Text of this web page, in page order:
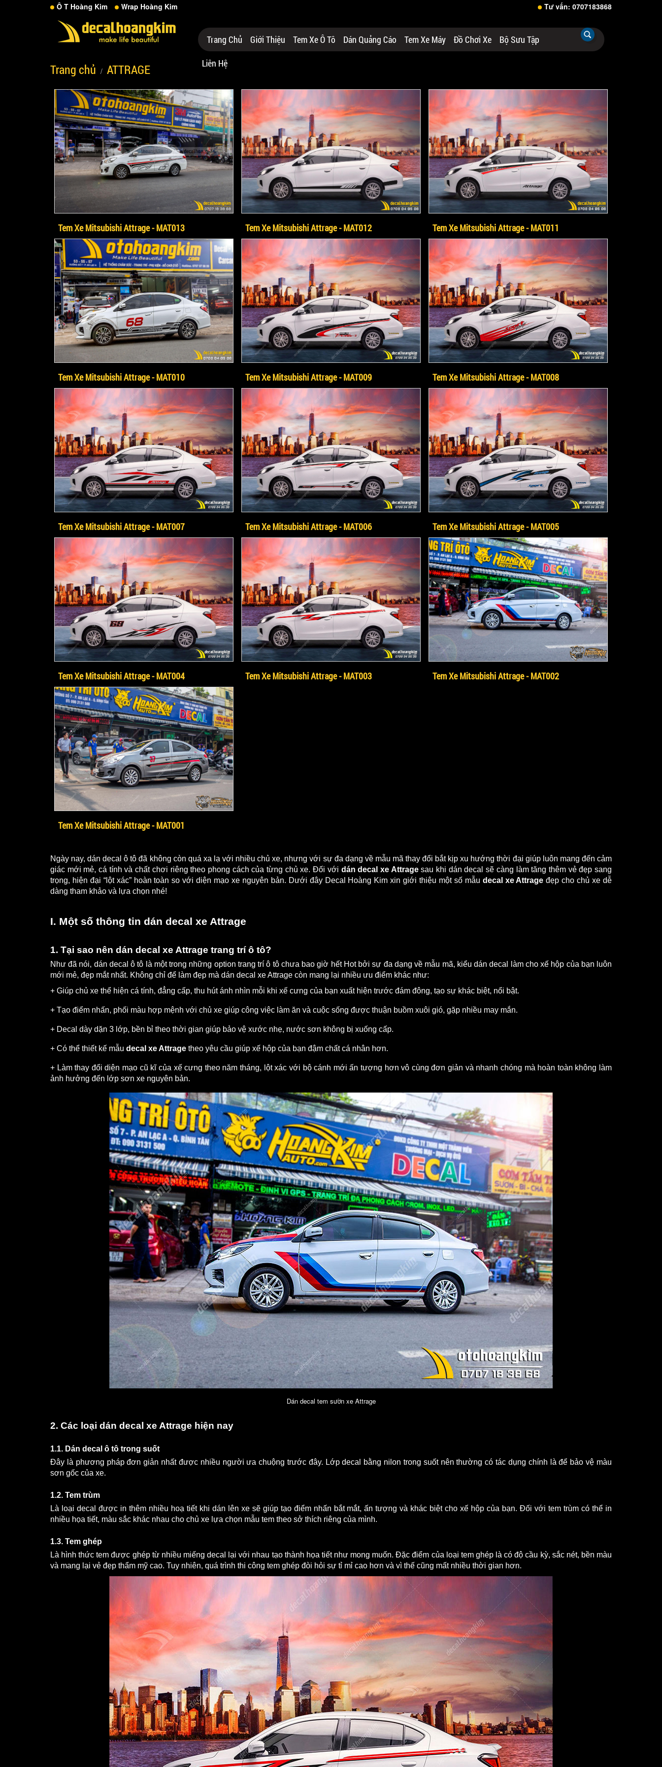
Ô T Hoàng Kim Wrap Hoàng Kim Tư vấn: 0707183868
Trang Chủ Giới Thiệu Tem Xe Ô Tô Dán Quảng Cáo Tem Xe Máy Đồ Chơi Xe
Bộ Sưu Tập
Liên Hệ
Trang chủ ATTRAGE
Tem Xe Mitsubishi Attrage - MAT013 Tem Xe Mitsubishi Attrage - MAT012 Tem Xe Mitsubishi Attrage - MAT011
Tem Xe Mitsubishi Attrage - MAT010 Tem Xe Mitsubishi Attrage - MAT009 Tem Xe Mitsubishi Attrage - MAT008
Tem Xe Mitsubishi Attrage - MAT007 Tem Xe Mitsubishi Attrage - MAT006 Tem Xe Mitsubishi Attrage - MAT005
Tem Xe Mitsubishi Attrage - MAT004 Tem Xe Mitsubishi Attrage - MAT003 Tem Xe Mitsubishi Attrage - MAT002
Tem Xe Mitsubishi Attrage - MAT001
Ngày nay, dán decal ô tô đã không còn quá xa lạ với nhiều chủ xe, nhưng với sự đa dạng về mẫu mã thay đổi bắt kịp xu hướng thời đại giúp luôn mang đến cảm
giác mới mẻ, cá tính và chất chơi riêng theo phong cách của từng chủ xe. Đối với dán decal xe Attrage sau khi dán decal sẽ càng làm tăng thêm vẻ đẹp sang
trọng, hiện đại “lột xác” hoàn toàn so với diện mạo xe nguyên bản. Dưới đây Decal Hoàng Kim xin giới thiệu một số mẫu decal xe Attrage đẹp cho chủ xe dễ
dàng tham khảo và lựa chọn nhé!
I. Một số thông tin dán decal xe Attrage
1. Tại sao nên dán decal xe Attrage trang trí ô tô?
Như đã nói, dán decal ô tô là một trong những option trang trí ô tô chưa bao giờ hết Hot bởi sự đa dạng về mẫu mã, kiểu dán decal làm cho xế hộp của bạn luôn
mới mẻ, đẹp mắt nhất. Không chỉ để làm đẹp mà dán decal xe Attrage còn mang lại nhiều ưu điểm khác như:
+ Giúp chủ xe thể hiện cá tính, đẳng cấp, thu hút ánh nhìn mỗi khi xế cưng của bạn xuất hiện trước đám đông, tạo sự khác biệt, nổi bật.
+ Tạo điểm nhấn, phối màu hợp mệnh với chủ xe giúp công việc làm ăn và cuộc sống được thuận buồm xuôi gió, gặp nhiều may mắn.
+ Decal dày dặn 3 lớp, bền bỉ theo thời gian giúp bảo vệ xước nhẹ, nước sơn không bị xuống cấp.
+ Có thể thiết kế mẫu decal xe Attrage theo yêu cầu giúp xế hộp của bạn đậm chất cá nhân hơn.
+ Làm thay đổi diện mạo cũ kĩ của xế cưng theo năm tháng, lột xác với bộ cánh mới ấn tượng hơn vô cùng đơn giản và nhanh chóng mà hoàn toàn không làm
ảnh hưởng đến lớp sơn xe nguyên bản.
Dán decal tem sườn xe Attrage
2. Các loại dán decal xe Attrage hiện nay
1.1. Dán decal ô tô trong suốt
Đây là phương pháp đơn giản nhất được nhiều người ưa chuộng trước đây. Lớp decal bằng nilon trong suốt nên thường có tác dụng chính là để bảo vệ màu
sơn gốc của xe.
1.2. Tem trùm
Là loại decal được in thêm nhiều hoạ tiết khi dán lên xe sẽ giúp tạo điểm nhấn bắt mắt, ấn tượng và khác biệt cho xế hộp của bạn. Đối với tem trùm có thể in
nhiều họa tiết, màu sắc khác nhau cho chủ xe lựa chọn mẫu tem theo sở thích riêng của mình.
1.3. Tem ghép
Là hình thức tem được ghép từ nhiều miếng decal lại với nhau tạo thành họa tiết như mong muốn. Đặc điểm của loại tem ghép là có độ cầu kỳ, sắc nét, bền màu
và mang lại vẻ đẹp thẩm mỹ cao. Tuy nhiên, quá trình thi công tem ghép đòi hỏi sự tỉ mỉ cao hơn và vì thế cũng mất nhiều thời gian hơn.